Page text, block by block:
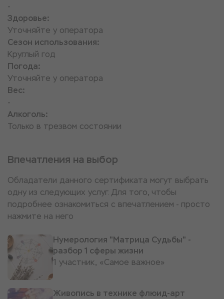
-
Здоровье:
Уточняйте у оператора
Сезон использования:
Круглый год
Погода:
Уточняйте у оператора
Вес:
-
Алкоголь:
Только в трезвом состоянии
Впечатления на выбор
Обладатели данного сертификата могут выбрать
одну из следующих услуг. Для того, чтобы
подробнее ознакомиться с впечатлением - просто
нажмите на него
Нумерология "Матрица Судьбы" -
разбор 1 сферы жизни
1 участник, «Самое важное»
Живопись в технике флюид-арт